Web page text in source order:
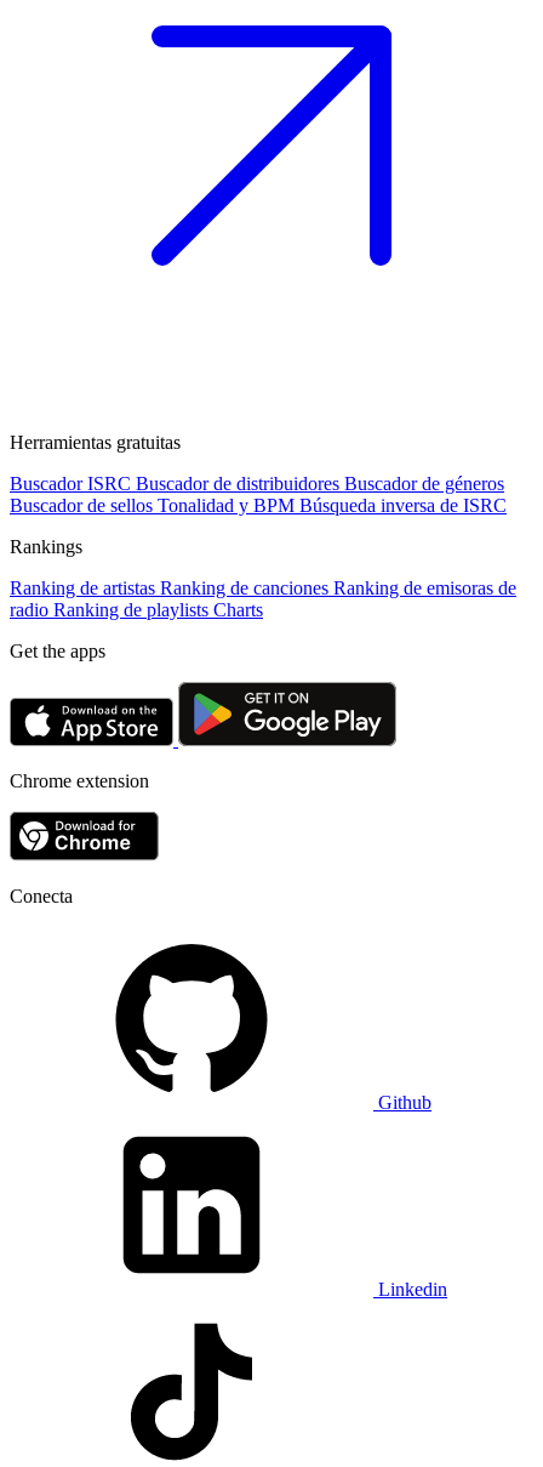
Herramientas gratuitas
Buscador ISRC Buscador de distribuidores Buscador de géneros
Buscador de sellos Tonalidad y BPM Búsqueda inversa de ISRC
Rankings
Ranking de artistas Ranking de canciones Ranking de emisoras de
radio Ranking de playlists Charts
Get the apps
Chrome extension
Conecta
Github
Linkedin